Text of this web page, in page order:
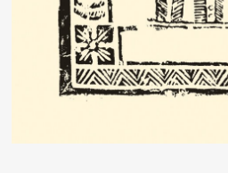
svrhe i odgovara vam rezolucija od